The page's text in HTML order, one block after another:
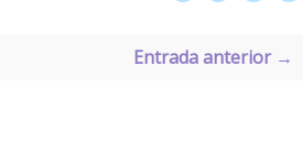
Entrada anterior →